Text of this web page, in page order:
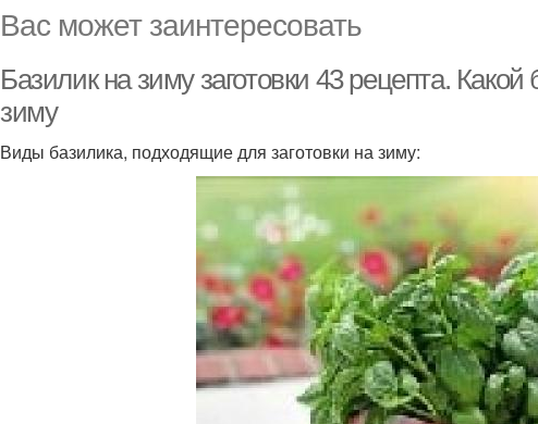
Вас может заинтересовать
Базилик на зиму заготовки 43 рецепта. Какой
зиму
Виды базилика, подходящие для заготовки на зиму: